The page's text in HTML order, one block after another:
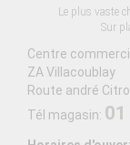
Le plus vaste
Sur
Centre
ZA Villacoublay
Route andré
Tél magasin: